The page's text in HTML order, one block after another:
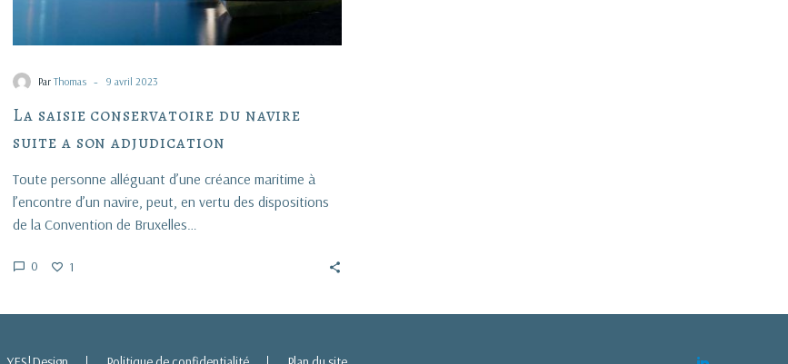
Par Thomas - 9 avril 2023
La saisie conservatoire du navire
suite a son adjudication
Toute personne alléguant d’une créance maritime à
l’encontre d’un navire, peut, en vertu des dispositions
de la Convention de Bruxelles…
0 1